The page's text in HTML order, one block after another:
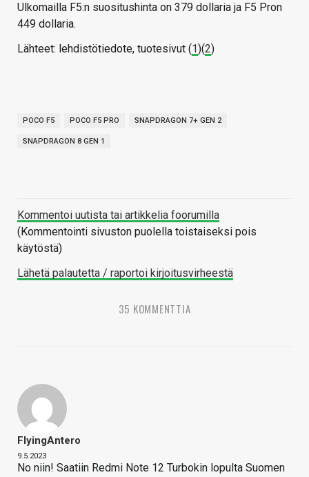
Ulkomailla F5:n suositushinta on 379 dollaria ja F5 Pron
449 dollaria.
Lähteet: lehdistötiedote, tuotesivut (1)(2)
POCO F5 POCO F5 PRO SNAPDRAGON 7+ GEN 2
SNAPDRAGON 8 GEN 1
Kommentoi uutista tai artikkelia foorumilla
(Kommentointi sivuston puolella toistaiseksi pois
käytöstä)
Lähetä palautetta / raportoi kirjoitusvirheestä
35 KOMMENTTIA
FlyingAntero
9.5.2023
No niin! Saatiin Redmi Note 12 Turbokin lopulta Suomen